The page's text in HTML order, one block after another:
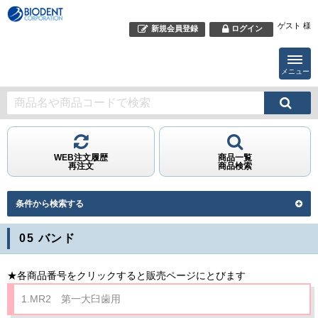
新規会員登録 ログイン ゲスト 様
メニュー
WEB注文履歴
再注文
商品一覧
商品検索
条件から検索する
05 バンド
★各商品番号をクリックすると販売ページにとびます
1.MR2 第一大臼歯用